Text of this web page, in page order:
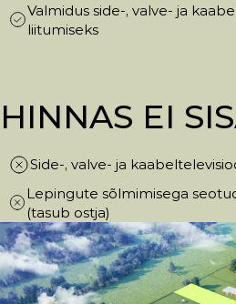
Valmidus side-, valve- ja
liitumiseks
HINNAS EI
Side-, valve- ja
Lepingute sõlmimisega
(tasub ostja)